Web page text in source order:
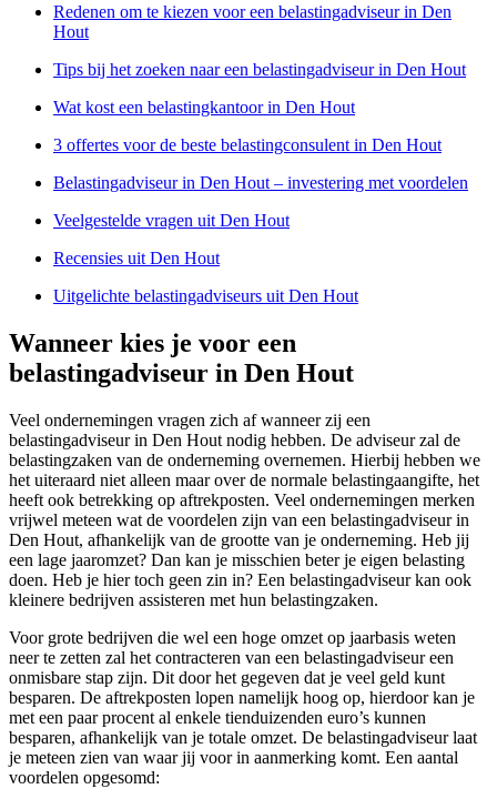
Redenen om te kiezen voor een belastingadviseur in Den
Hout
Tips bij het zoeken naar een belastingadviseur in Den Hout
Wat kost een belastingkantoor in Den Hout
3 offertes voor de beste belastingconsulent in Den Hout
Belastingadviseur in Den Hout – investering met voordelen
Veelgestelde vragen uit Den Hout
Recensies uit Den Hout
Uitgelichte belastingadviseurs uit Den Hout
Wanneer kies je voor een
belastingadviseur in Den Hout
Veel ondernemingen vragen zich af wanneer zij een
belastingadviseur in Den Hout nodig hebben. De adviseur zal de
belastingzaken van de onderneming overnemen. Hierbij hebben we
het uiteraard niet alleen maar over de normale belastingaangifte, het
heeft ook betrekking op aftrekposten. Veel ondernemingen merken
vrijwel meteen wat de voordelen zijn van een belastingadviseur in
Den Hout, afhankelijk van de grootte van je onderneming. Heb jij
een lage jaaromzet? Dan kan je misschien beter je eigen belasting
doen. Heb je hier toch geen zin in? Een belastingadviseur kan ook
kleinere bedrijven assisteren met hun belastingzaken.
Voor grote bedrijven die wel een hoge omzet op jaarbasis weten
neer te zetten zal het contracteren van een belastingadviseur een
onmisbare stap zijn. Dit door het gegeven dat je veel geld kunt
besparen. De aftrekposten lopen namelijk hoog op, hierdoor kan je
met een paar procent al enkele tienduizenden euro’s kunnen
besparen, afhankelijk van je totale omzet. De belastingadviseur laat
je meteen zien van waar jij voor in aanmerking komt. Een aantal
voordelen opgesomd: